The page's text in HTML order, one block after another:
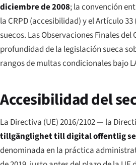
diciembre de 2008; la convención
la CRPD (accesibilidad) y el Artículo
suecos. Las Observaciones Finales
profundidad de la legislación sueca
rangos de multas condicionales bajo
Accesibilidad del
La Directiva (UE) 2016/2102 — la
tillgänglighet till digital offentlig
denominada en la práctica